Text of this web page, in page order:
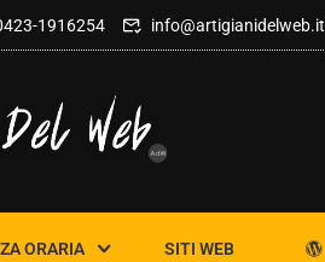
1916254 info@artigianidelweb.it
ORARIA SITI WEB